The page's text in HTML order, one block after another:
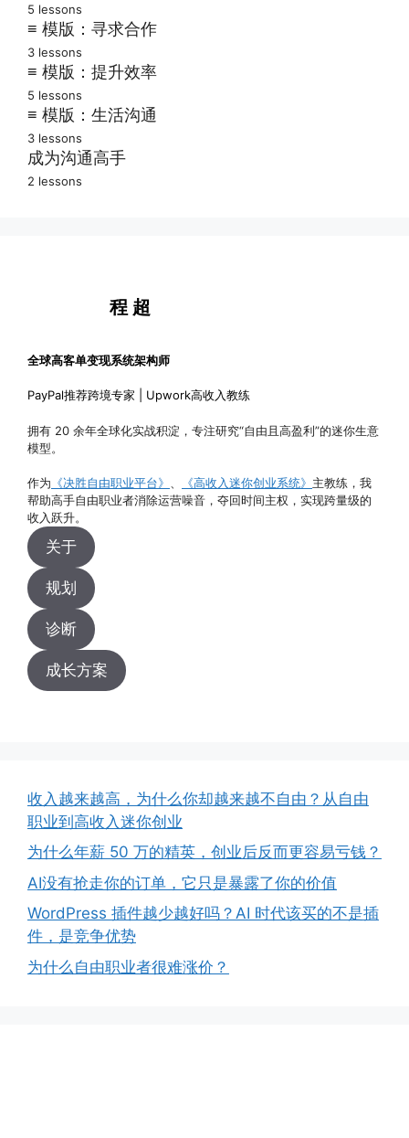
开展客户调研
寻求旧友帮助
请求写推荐语
如何获得证言
如何撮合介绍
激活对方记忆
如何批评对方
如何表示道歉
如何催收款项
如何礼貌拒绝
沟通后的感谢
培育新建人脉
会后建立联系
会后推广宣传
保持长期联络
5 lessons
≡ 模版：寻求合作
请人撰写评测
预约专家访谈
采访作者博主
3 lessons
≡ 模版：提升效率
交代助手预约
减少无效沟通
自动回复消息
5 lessons
≡ 模版：生活沟通
如何申请假期
3 lessons
成为沟通高手
2 lessons
程 超
全球高客单变现系统架构师
PayPal推荐跨境专家 | Upwork高收入教练
拥有 20 余年全球化实战积淀，专注研究“自由且高盈利”的迷你生意
模型。
作为 《决胜自由职业平台》 《高收入迷你创业系统》 主教练，我
帮助高手自由职业者消除运营噪音，夺回时间主权，实现跨量级的
收入跃升。
关于
规划
诊断
成长方案
收入越来越高，为什么你却越来越不自由？从自由
职业到高收入迷你创业
为什么年薪 50 万的精英，创业后反而更容易亏钱？
AI没有抢走你的订单，它只是暴露了你的价值
WordPress 插件越少越好吗？AI 时代该买的不是插
件，是竞争优势
为什么自由职业者很难涨价？